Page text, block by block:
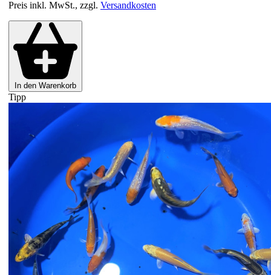
Preis inkl. MwSt., zzgl. Versandkosten
In den Warenkorb
Tipp